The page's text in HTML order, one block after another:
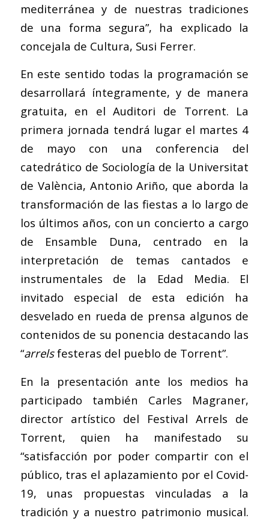
mediterránea y de nuestras tradiciones
de una forma segura”, ha explicado la
concejala de Cultura, Susi Ferrer.
En este sentido todas la programación se
desarrollará íntegramente, y de manera
gratuita, en el Auditori de Torrent. La
primera jornada tendrá lugar el martes 4
de mayo con una conferencia del
catedrático de Sociología de la Universitat
de València, Antonio Ariño, que aborda la
transformación de las fiestas a lo largo de
los últimos años, con un concierto a cargo
de Ensamble Duna, centrado en la
interpretación de temas cantados e
instrumentales de la Edad Media. El
invitado especial de esta edición ha
desvelado en rueda de prensa algunos de
contenidos de su ponencia destacando las
“arrelsfesteras del pueblo de Torrent”.
En la presentación ante los medios ha
participado también Carles Magraner,
director artístico del Festival Arrels de
Torrent, quien ha manifestado su
“satisfacción por poder compartir con el
público, tras el aplazamiento por el Covid-
19, unas propuestas vinculadas a la
tradición y a nuestro patrimonio musical.